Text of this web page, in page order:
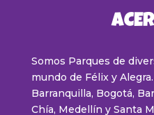
Bogotá ·Centro Comercial
local: 383
Lunes a domingo de 11am –
321 2145811
Somos Parques de
mundo de Félix y
Barranquilla, Bogotá,
Chía, Medellín y Santa